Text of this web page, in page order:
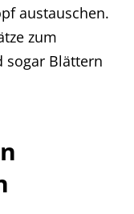
austauschen.
zum
sogar Blättern